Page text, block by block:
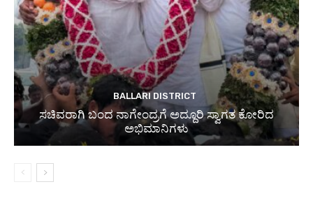
BALLARI DISTRICT
ಸಚಿವರಾಗಿ ಬಂದ ನಾಗೇಂದ್ರಗೆ ಅದ್ದೂರಿ ಸ್ವಾಗತ ಕೋರಿದ
ಅಭಿಮಾನಿಗಳು